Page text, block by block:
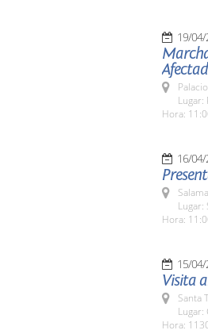
19/
Lugar:
Hora:
16/
Lugar:
Hora:
15/
Visita
Santa
Lugar:
Hora: